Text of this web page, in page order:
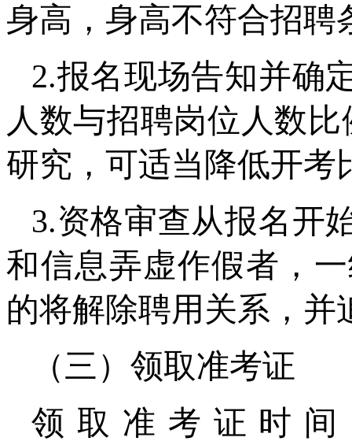
身高，身高不符合招聘
2.报名现场告知并确
人数与招聘岗位人数
研究，可适当降低开考
3.资格审查从报名开
和信息弄虚作假者，
的将解除聘用关系，并
（三）领取准考证
领取准考证时